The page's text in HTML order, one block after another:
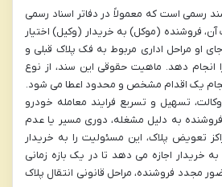
رسمی است که معمولاً در دفاتر اسناد رسمی
فروشنده (موکل) به خریدار (وکیل) اختیار
او مراحل اداری مربوط به فک پلاک قبلی و
دهد. ماهیت حقوقی این سند، از نوع
یک اقدام مشخص و محدود اعطا می شود.
تسهیل و تسریع فرایند معامله خودرو
فروشنده به دلیل مشغله، دوری مسیر یا عدم
تعویض پلاک، این مسئولیت را به خریدار
خریدار اجازه می دهد تا در یک بازه زمانی
مجدد فروشنده، مراحل قانونی انتقال پلاک